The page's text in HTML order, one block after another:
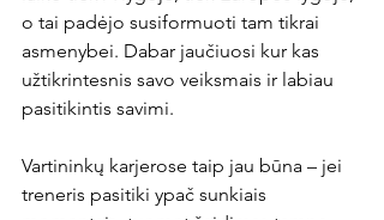
o tai padėjo susiformuoti tam tikrai
asmenybei. Dabar jaučiuosi kur kas
užtikrintesnis savo veiksmais ir labiau
pasitikintis savimi.
Vartininkų karjerose taip jau būna – jei
treneris pasitiki ypač sunkiais